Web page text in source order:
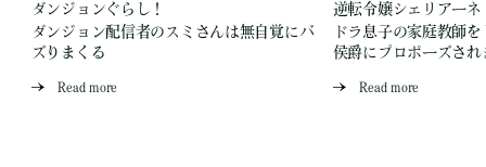
ダンジョンぐらし！
ダンジョン配信者のスミさんは無自覚にバ
ズりまくる
Read more
逆転令嬢シェリアーネ
ドラ息子の家庭教師
侯爵にプロポーズされ
Read more